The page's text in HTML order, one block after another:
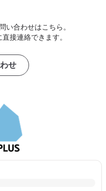
い合わせはこちら。
接連絡できます。
せ